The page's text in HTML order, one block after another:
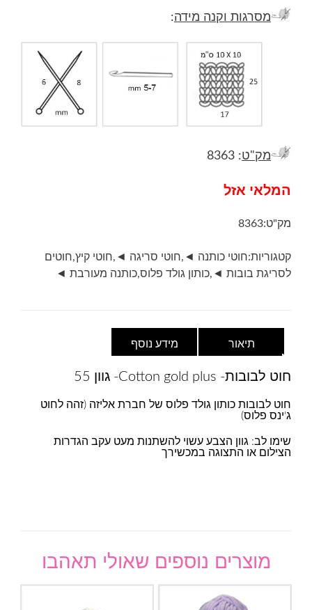
מסרגות וקנה מידה:
מק"ט: 8363
המלאי אזל
מק"ט:8363
קטגוריות:חוטי כותנה ◄ ,חוטי סריגה ◄ ,חוטי קיץ,חוטים
לסריגת בובות ◄ ,כותון גולד פלוס,כותנה מעורבת ◄
תיאור מידע נוסף
חוט לבובות- Cotton gold plus- גוון 55
חוט לבובות כותון גולד פלוס של חברת אליזה (זהה לחוט
ג'ינס פלוס)
שימו לב: גוון הצבע עשוי להשתנות מעט עקב הגדרות
הצילום או התצוגה במכשירך
מוצרים נוספים שאולי תאהבו